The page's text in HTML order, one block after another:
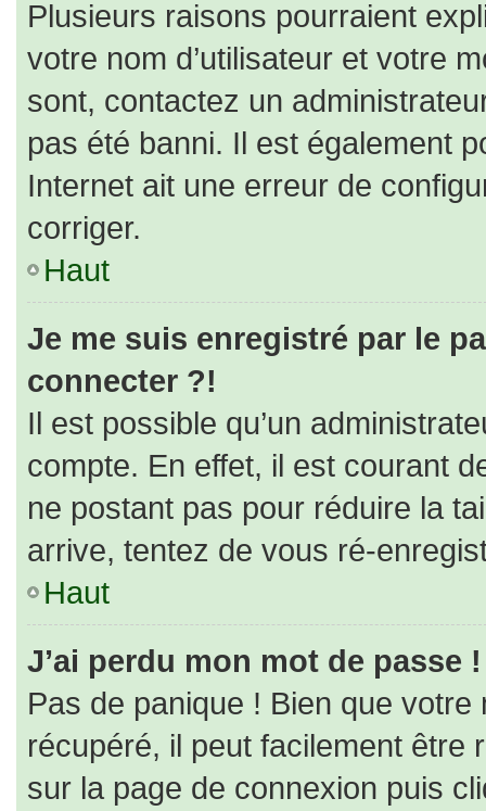
Plusieurs raisons pourraient
votre nom d’utilisateur et votre
sont, contactez un
pas été banni. Il est également
Internet ait une erreur de
corriger.
Haut
Je me suis enregistré par le
connecter ?!
Il est possible qu’un
compte. En effet, il est courant
ne postant pas pour réduire la
arrive, tentez de vous ré-
Haut
J’ai perdu mon mot de passe !
Pas de panique ! Bien que
récupéré, il peut facilement être
sur la page de connexion puis